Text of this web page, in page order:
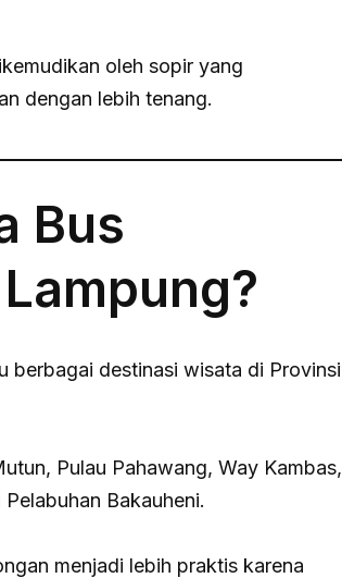
oleh sopir yang
dengan lebih tenang.
Bus
berbagai destinasi wisata di Provinsi
Pulau Pahawang, Way Kambas,
Bakauheni.
menjadi lebih praktis karena